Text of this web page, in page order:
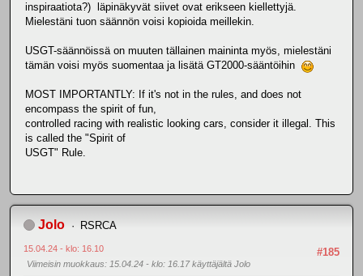
inspiraatiota?) läpinäkyvät siivet ovat erikseen kiellettyjä.
Mielestäni tuon säännön voisi kopioida meillekin.
USGT-säännöissä on muuten tällainen maininta myös, mielestäni
tämän voisi myös suomentaa ja lisätä GT2000-sääntöihin
MOST IMPORTANTLY: If it's not in the rules, and does not
encompass the spirit of fun,
controlled racing with realistic looking cars, consider it illegal. This
is called the "Spirit of
USGT" Rule.
Jolo RSRCA
#185
15.04.24 - klo: 16.10
Viimeisin muokkaus: 15.04.24 - klo: 16.17 käyttäjältä Jolo